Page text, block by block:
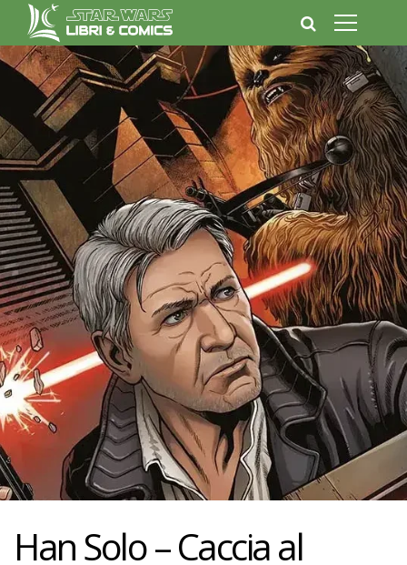
Han Solo – Caccia al